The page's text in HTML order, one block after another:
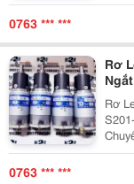
0763 *** ***
Rơ
Rơ
S201-
Tại Việt Nam Thông
0763 *** ***